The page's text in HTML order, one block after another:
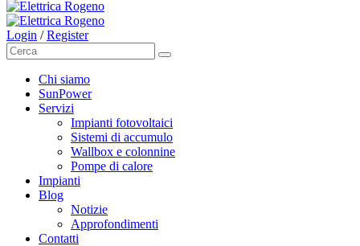
Login / Register
Chi siamo
SunPower
Servizi
Impianti fotovoltaici
Sistemi di accumulo
Wallbox e colonnine
Pompe di calore
Impianti
Blog
Notizie
Approfondimenti
Contatti